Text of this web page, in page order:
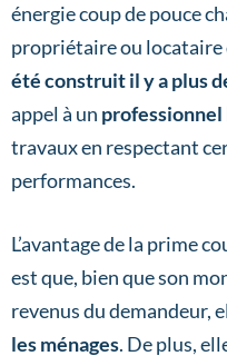
énergie coup de pouce
propriétaire ou locataire
été construit il y a plus
appel à un professionnel
travaux en respectant
performances.
L’avantage de la prime
est que, bien que son
revenus du demandeur,
les ménages. De plus,